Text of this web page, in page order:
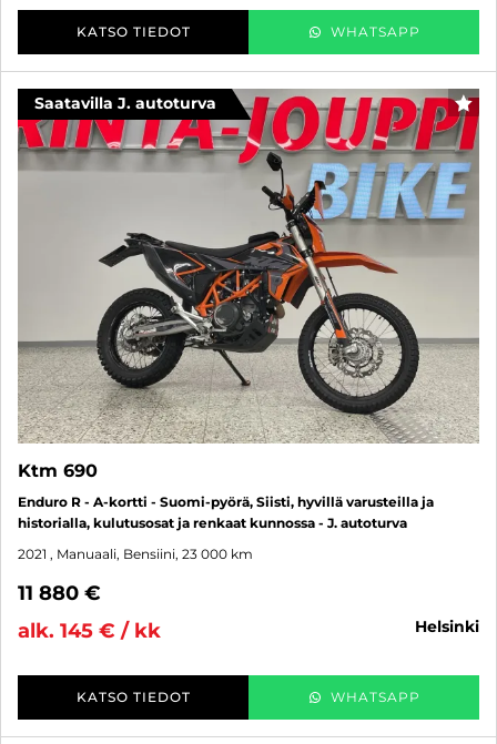
KATSO TIEDOT WHATSAPP
Saatavilla J. autoturva
Ktm 690
Enduro R - A-kortti - Suomi-pyörä, Siisti, hyvillä varusteilla ja
historialla, kulutusosat ja renkaat kunnossa - J. autoturva
2021 , Manuaali, Bensiini, 23 000 km
11 880 €
alk. 145 € / kk
helsinki
KATSO TIEDOT WHATSAPP